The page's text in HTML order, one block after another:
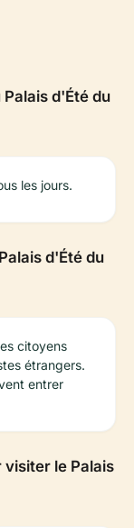
d'Été du
les jours.
d'Été du
citoyens
étrangers.
entrer
visiter le Palais